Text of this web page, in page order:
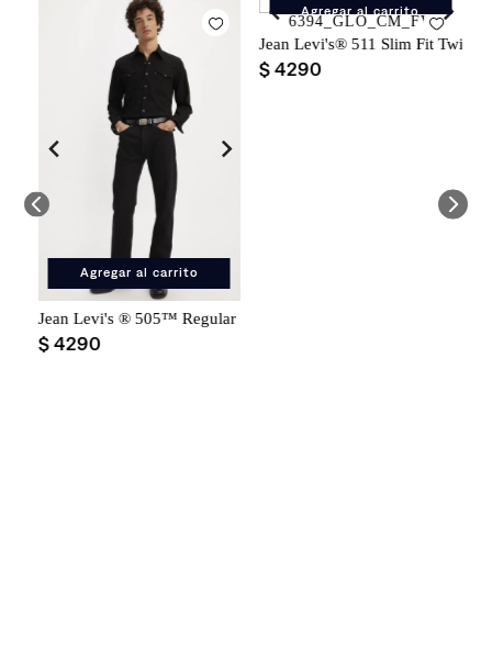
Button Fly para Hombre
Agregar al carrito
Jean Levi's ® 505™ Regular Fit para Hombre
$ 4290
Agregar al carrito
Jean Levi's® 511 Slim Fit Twill
$4290